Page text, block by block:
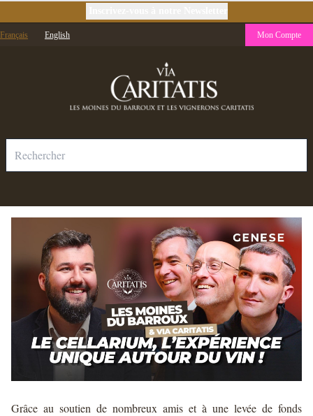
Français English Mon Compte
Grâce au soutien de nombreux amis et à une levée de fonds